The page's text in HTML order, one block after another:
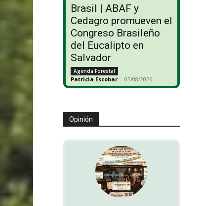
Brasil | ABAF y
Cedagro promueven el
Congreso Brasileño
del Eucalipto en
Salvador
Agenda Forestal
Patricia Escobar - 05/08/2026
Opinión